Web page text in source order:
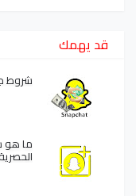
قد يهمك
شروط
ما هو
الحصرية